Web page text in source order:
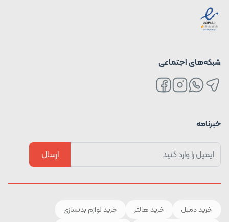
شبکه‌های اجتماعی
خبرنامه
ارسال
خرید دمبل خرید هالتر خرید لوازم بدنسازی